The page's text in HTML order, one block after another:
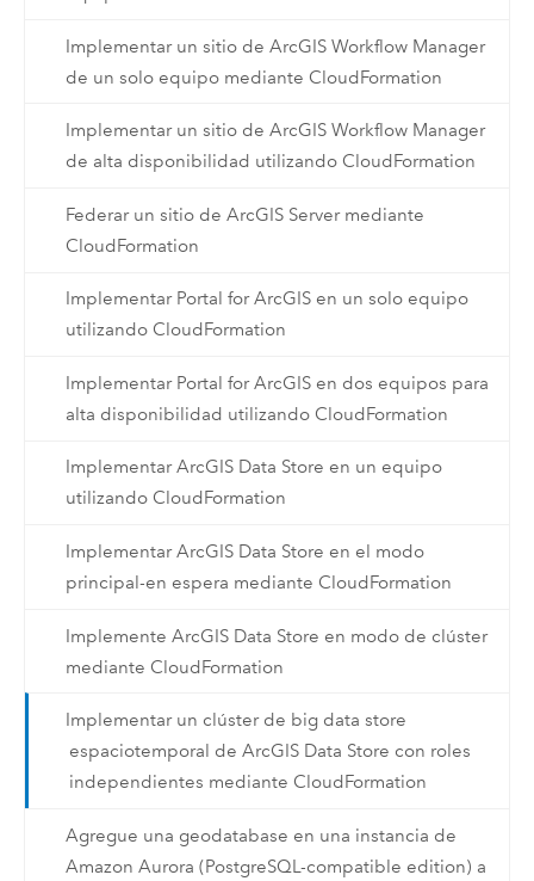
Implementar un sitio de ArcGIS Workflow Manager
de un solo equipo mediante CloudFormation
Implementar un sitio de ArcGIS Workflow Manager
de alta disponibilidad utilizando CloudFormation
Federar un sitio de ArcGIS Server mediante
CloudFormation
Implementar Portal for ArcGIS en un solo equipo
utilizando CloudFormation
Implementar Portal for ArcGIS en dos equipos para
alta disponibilidad utilizando CloudFormation
Implementar ArcGIS Data Store en un equipo
utilizando CloudFormation
Implementar ArcGIS Data Store en el modo
principal-en espera mediante CloudFormation
Implemente ArcGIS Data Store en modo de clúster
mediante CloudFormation
Implementar un clúster de big data store
espaciotemporal de ArcGIS Data Store con roles
independientes mediante CloudFormation
Agregue una geodatabase en una instancia de
Amazon Aurora (PostgreSQL-compatible edition) a